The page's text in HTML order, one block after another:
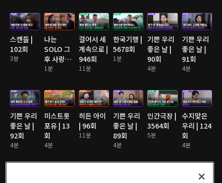
스캔들 |
102회
3분
나는
SOLO 그
후 사랑은
계속된다
1분
걸어서 세
계속으로 |
946회
11분
한국기행 |
5678회
1분
기쁜 우리
좋은 날 |
90회
4분
기쁜 우리
좋은 날 |
91회
4분
기쁜 우리
좋은 날 |
92회
4분
미스트롯
포유 | 13
회
4분
히든 아이
| 96회
11분
기쁜 우리
좋은 날 |
89회
4분
인간극장 |
3564회
5분
수지맞은
우리 | 124
회
4분